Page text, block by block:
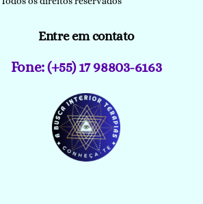
Entre em contato
Fone: (+55) 17 98803-6163